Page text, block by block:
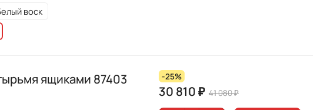
воск
ящиками 87403 -25%
30 810 ₽ 41 080 ₽